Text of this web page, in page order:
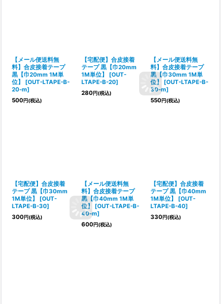
【メール便送料無
料】合皮接着テープ
黒【巾20mm 1M単
位】
[OUT-LTAPE-B-
20-m]
500円(税込)
【宅配便】合皮接着
テープ 黒【巾20mm
1M単位】
[OUT-
LTAPE-B-20]
280円(税込)
【メール便送料無
料】合皮接着テープ
黒【巾30mm 1M単
位】
[OUT-LTAPE-B-
30-m]
550円(税込)
【宅配便】合皮接着
テープ 黒【巾30mm
1M単位】
[OUT-
LTAPE-B-30]
300円(税込)
【メール便送料無
料】合皮接着テープ
黒【巾40mm 1M単
位】
[OUT-LTAPE-B-
40-m]
600円(税込)
【宅配便】合皮接着
テープ 黒【巾40mm
1M単位】
[OUT-
LTAPE-B-40]
330円(税込)